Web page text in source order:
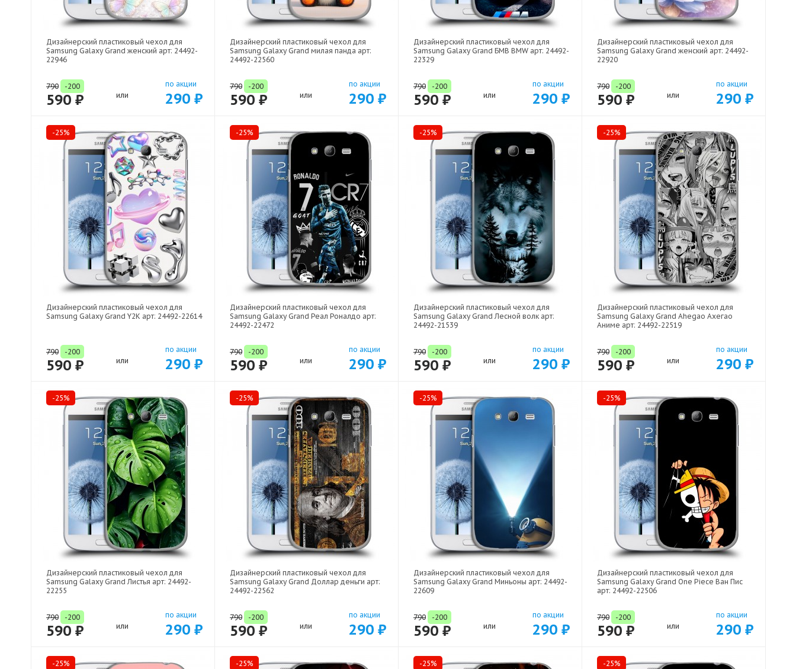
Дизайнерский пластиковый чехол для
Samsung Galaxy Grand женский арт: 24492-
22946
790 -200
590 ₽ или
по акции
290 ₽
Дизайнерский пластиковый чехол для
Samsung Galaxy Grand милая панда арт:
24492-22560
790 -200
590 ₽ или
по акции
290 ₽
Дизайнерский пластиковый чехол для
Samsung Galaxy Grand БМВ BMW арт: 24492-
22329
790 -200
590 ₽ или
по акции
290 ₽
Дизайнерский пластиковый чехол для
Samsung Galaxy Grand женский арт: 24492-
22920
790 -200
590 ₽ или
по акции
290 ₽
-25%
Дизайнерский пластиковый чехол для
Samsung Galaxy Grand Y2K арт: 24492-22614
790 -200
590 ₽ или
по акции
290 ₽
-25%
Дизайнерский пластиковый чехол для
Samsung Galaxy Grand Реал Роналдо арт:
24492-22472
790 -200
590 ₽ или
по акции
290 ₽
-25%
Дизайнерский пластиковый чехол для
Samsung Galaxy Grand Лесной волк арт:
24492-21539
790 -200
590 ₽ или
по акции
290 ₽
-25%
Дизайнерский пластиковый чехол для
Samsung Galaxy Grand Ahegao Ахегао
Аниме арт: 24492-22519
790 -200
590 ₽ или
по акции
290 ₽
-25%
Дизайнерский пластиковый чехол для
Samsung Galaxy Grand Листья арт: 24492-
22255
790 -200
590 ₽ или
по акции
290 ₽
-25%
Дизайнерский пластиковый чехол для
Samsung Galaxy Grand Доллар деньги арт:
24492-22562
790 -200
590 ₽ или
по акции
290 ₽
-25%
Дизайнерский пластиковый чехол для
Samsung Galaxy Grand Миньоны арт: 24492-
22609
790 -200
590 ₽ или
по акции
290 ₽
-25%
Дизайнерский пластиковый чехол для
Samsung Galaxy Grand One Piece Ван Пис
арт: 24492-22506
790 -200
590 ₽ или
по акции
290 ₽
-25% -25% -25% -25%